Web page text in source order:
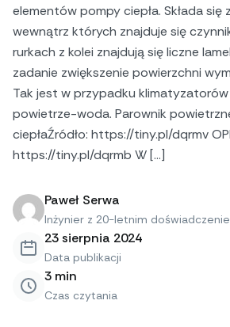
elementów pompy ciepła. Składa się
wewnątrz których znajduje się
rurkach z kolei znajdują się liczne
zadanie zwiększenie powierzchni
Tak jest w przypadku klimatyzatorów
powietrze-woda. Parownik
ciepłaŹródło: https://tiny.pl/dqrmv
https://tiny.pl/dqrmb W […]
Paweł Serwa
Inżynier z 20-letnim
23 sierpnia 2024
Data publikacji
3 min
Czas czytania